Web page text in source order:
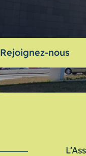
Rejoignez-nous